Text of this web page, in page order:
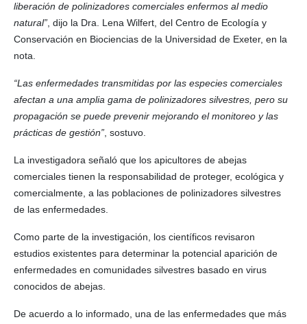
liberación de polinizadores comerciales enfermos al medio
natural” , dijo la Dra. Lena Wilfert, del Centro de Ecología y
Conservación en Biociencias de la Universidad de Exeter, en la
nota.
“Las enfermedades transmitidas por las especies comerciales
afectan a una amplia gama de polinizadores silvestres, pero su
propagación se puede prevenir mejorando el monitoreo y las
prácticas de gestión” , sostuvo.
La investigadora señaló que los apicultores de abejas
comerciales tienen la responsabilidad de proteger, ecológica y
comercialmente, a las poblaciones de polinizadores silvestres
de las enfermedades.
Como parte de la investigación, los científicos revisaron
estudios existentes para determinar la potencial aparición de
enfermedades en comunidades silvestres basado en virus
conocidos de abejas.
De acuerdo a lo informado, una de las enfermedades que más